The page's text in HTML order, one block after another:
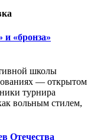
и «бронза»
школы
— открытом
турнира
вольным стилем,
Отечества